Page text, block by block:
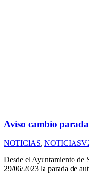
Aviso cambio
NOTICIAS,
Desde el Ayuntamiento de
29/06/2023 la parada de